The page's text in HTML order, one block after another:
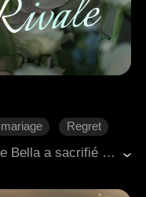
mariage
Regret
Pendant trois ans, l'avocate étoile Bella a sacrifié sa carrière pour son mari, Felix. Son dévouement à aider son ex-amoureuse, Elissa, lui a enfin ouvert les yeux. Bella a orchestré un retour époustouflant, affrontant Felix au tribunal et lui infligeant une défaite écrasante. À partir de ce moment-là, chaque fois qu'ils se retrouvaient au tribunal, elle était son adversaire, ne restant plus dans l'ombre.